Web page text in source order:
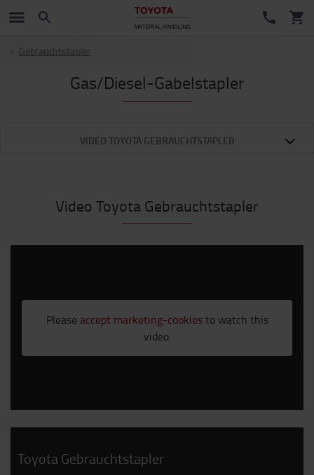
Gebrauchtstapler
Gas/Diesel-Gabelstapler
VIDEO TOYOTA GEBRAUCHTSTAPLER
Video Toyota Gebrauchtstapler
Please accept marketing-cookiesto watch this
video.
Toyota Gebrauchtstapler